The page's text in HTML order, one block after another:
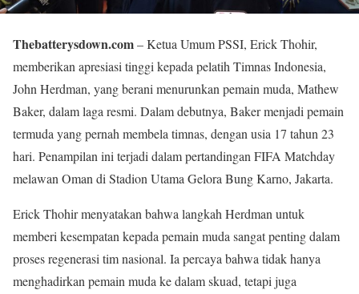
Thebatterysdown.com– Ketua Umum PSSI, Erick Thohir,
memberikan apresiasi tinggi kepada pelatih Timnas Indonesia,
John Herdman, yang berani menurunkan pemain muda, Mathew
Baker, dalam laga resmi. Dalam debutnya, Baker menjadi pemain
termuda yang pernah membela timnas, dengan usia 17 tahun 23
hari. Penampilan ini terjadi dalam pertandingan FIFA Matchday
melawan Oman di Stadion Utama Gelora Bung Karno, Jakarta.
Erick Thohir menyatakan bahwa langkah Herdman untuk
memberi kesempatan kepada pemain muda sangat penting dalam
proses regenerasi tim nasional. Ia percaya bahwa tidak hanya
menghadirkan pemain muda ke dalam skuad, tetapi juga